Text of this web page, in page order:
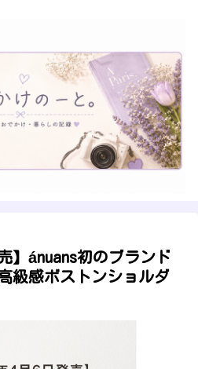
】ánuans初のブランド
級感ボストンショルダ